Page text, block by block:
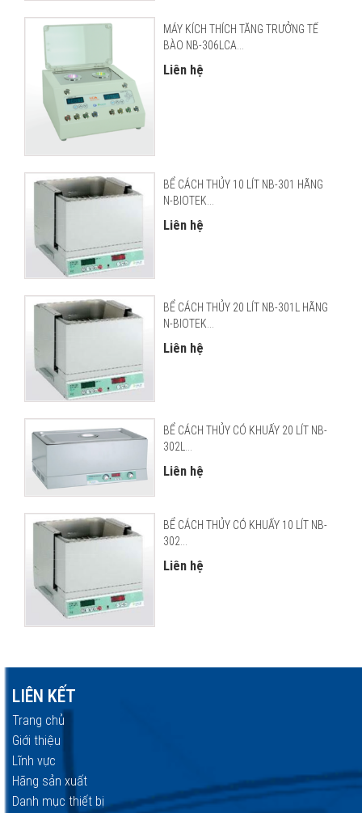
MÁY KÍCH THÍCH TĂNG TRƯỞNG TẾ
BÀO NB-306LCA...
Liên hệ
BỂ CÁCH THỦY 10 LÍT NB-301 HÃNG
N-BIOTEK...
Liên hệ
BỂ CÁCH THỦY 20 LÍT NB-301L HÃNG
N-BIOTEK...
Liên hệ
BỂ CÁCH THỦY CÓ KHUẤY 20 LÍT NB-
302L...
Liên hệ
BỂ CÁCH THỦY CÓ KHUẤY 10 LÍT NB-
302...
Liên hệ
LIÊN KẾT
Trang chủ
Giới thiệu
Lĩnh vực
Hãng sản xuất
Danh mục thiết bị